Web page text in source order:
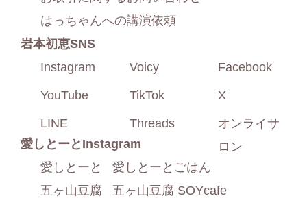
はっちゃんへの講演依頼
岩本初恵SNS
Instagram
Voicy Facebook
YouTube TikTok X
LINE Threads
オンライサ
ロン
愛しとーと Instagram
愛しとーと
愛しとーとごはん
五ヶ山豆腐
五ヶ山豆腐 SOYcafe